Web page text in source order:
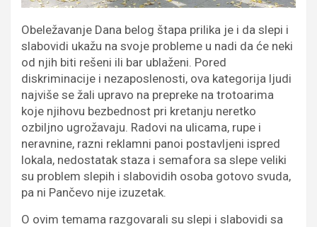
Obeležavanje Dana belog štapa prilika je i da slepi i
slabovidi ukažu na svoje probleme u nadi da će neki
od njih biti rešeni ili bar ublaženi. Pored
diskriminacije i nezaposlenosti, ova kategorija ljudi
najviše se žali upravo na prepreke na trotoarima
koje njihovu bezbednost pri kretanju neretko
ozbiljno ugrožavaju. Radovi na ulicama, rupe i
neravnine, razni reklamni panoi postavljeni ispred
lokala, nedostatak staza i semafora sa slepe veliki
su problem slepih i slabovidih osoba gotovo svuda,
pa ni Pančevo nije izuzetak.
O ovim temama razgovarali su slepi i slabovidi sa